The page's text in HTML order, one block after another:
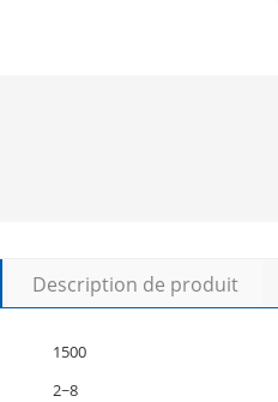
Description de produit
1500
2~8